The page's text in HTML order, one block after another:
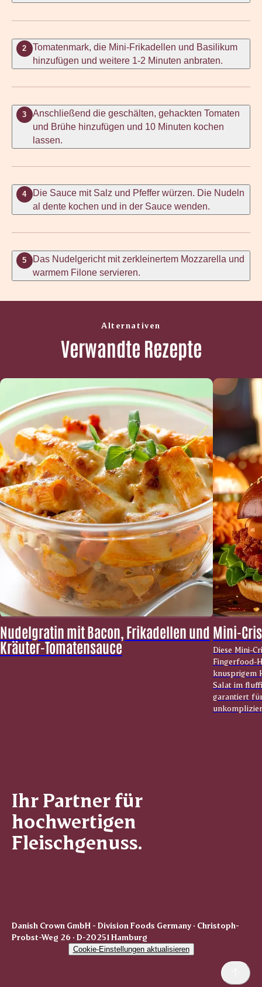
2
Tomatenmark, die Mini-Frikadellen und Basilikum
hinzufügen und weitere 1-2 Minuten anbraten.
3
Anschließend die geschälten, gehackten Tomaten
und Brühe hinzufügen und 10 Minuten kochen
lassen.
4
Die Sauce mit Salz und Pfeffer würzen. Die Nudeln
al dente kochen und in der Sauce wenden.
5
Das Nudelgericht mit zerkleinertem Mozzarella und
warmem Filone servieren.
Alternativen
Verwandte Rezepte
Nudelgratin mit Bacon, Frikadellen und
Kräuter-Tomatensauce
Mini-
Diese Mini-
Fingerfood-
knusprigem
Salat im
garantiert
Ihr Partner für
hochwertigen
Fleischgenuss.
Danish Crown GmbH - Division Foods Germany · Christoph-
Probst-Weg 26 · D-20251 Hamburg
Cookie-Einstellungen aktualisieren